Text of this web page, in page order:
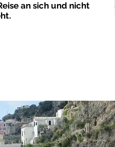
an sich und nicht